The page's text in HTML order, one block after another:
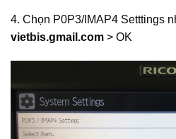
4. Chọn P0P3/IMAP4 Setttings
vietbis.gmail.com > OK